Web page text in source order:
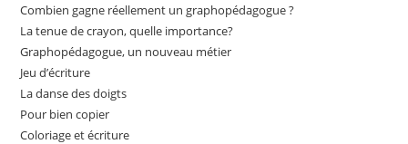
Combien gagne réellement un graphopédagogue ?
La tenue de crayon, quelle importance?
Graphopédagogue, un nouveau métier
Jeu d’écriture
La danse des doigts
Pour bien copier
Coloriage et écriture